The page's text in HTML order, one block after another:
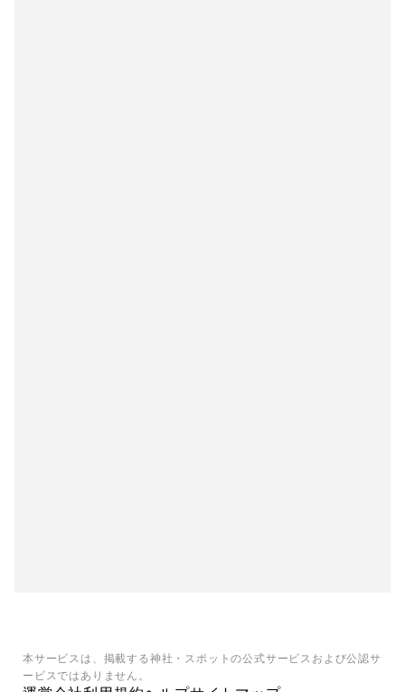
本サービスは、掲載する神社・スポットの公式サービスおよび公認サ
ービスではありません。